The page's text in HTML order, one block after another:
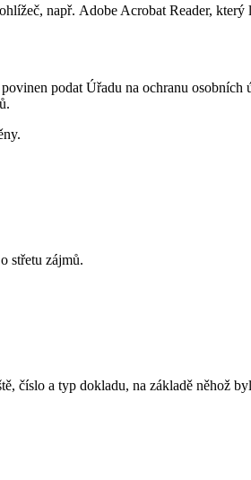
např. Adobe Acrobat Reader, který
podat Úřadu na ochranu
střetu zájmů.
číslo a typ dokladu, na základě něhož